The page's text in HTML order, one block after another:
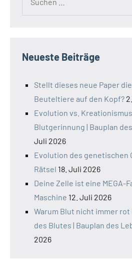
Neueste Beiträge
Stellt dieses neue Paper
Beuteltiere auf den Kopf?
Evolution vs.
Blutgerinnung | Bauplan
Juli 2026
Evolution des genetischen
Rätsel 18. Juli 2026
Deine Zelle ist eine MEGA-
Maschine 12. Juli 2026
Warum Blut nicht immer rot
des Blutes | Bauplan des
2026